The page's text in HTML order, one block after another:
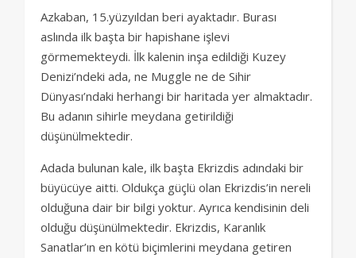
Azkaban, 15.yüzyıldan beri ayaktadır. Burası
aslında ilk başta bir hapishane işlevi
görmemekteydi. İlk kalenin inşa edildiği Kuzey
Denizi’ndeki ada, ne Muggle ne de Sihir
Dünyası’ndaki herhangi bir haritada yer almaktadır.
Bu adanın sihirle meydana getirildiği
düşünülmektedir.
Adada bulunan kale, ilk başta Ekrizdis adındaki bir
büyücüye aitti. Oldukça güçlü olan Ekrizdis’in nereli
olduğuna dair bir bilgi yoktur. Ayrıca kendisinin deli
olduğu düşünülmektedir. Ekrizdis, Karanlık
Sanatlar’ın en kötü biçimlerini meydana getiren